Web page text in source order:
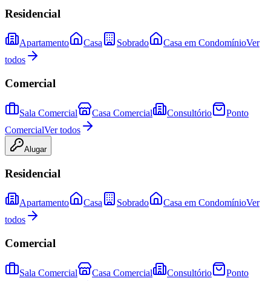
Residencial
Apartamento Casa Sobrado Casa em CondomínioVer
todos
Comercial
Sala Comercial Casa Comercial Consultório
Ponto
ComercialVer todos
Alugar
Residencial
Apartamento Casa Sobrado Casa em CondomínioVer
todos
Comercial
Sala Comercial Casa Comercial Consultório
Ponto